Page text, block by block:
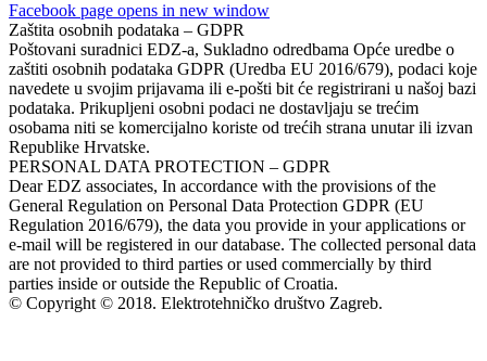
Facebook page opens in new window
Zaštita osobnih podataka – GDPR
Poštovani suradnici EDZ-a, Sukladno odredbama Opće uredbe o
zaštiti osobnih podataka GDPR (Uredba EU 2016/679), podaci koje
navedete u svojim prijavama ili e-pošti bit će registrirani u našoj bazi
podataka. Prikupljeni osobni podaci ne dostavljaju se trećim
osobama niti se komercijalno koriste od trećih strana unutar ili izvan
Republike Hrvatske.
PERSONAL DATA PROTECTION – GDPR
Dear EDZ associates, In accordance with the provisions of the
General Regulation on Personal Data Protection GDPR (EU
Regulation 2016/679), the data you provide in your applications or
e-mail will be registered in our database. The collected personal data
are not provided to third parties or used commercially by third
parties inside or outside the Republic of Croatia.
© Copyright © 2018. Elektrotehničko društvo Zagreb.